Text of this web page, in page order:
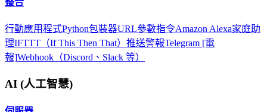
行動應用程式Python包裝器URL參數指令Amazon Alexa家庭助
理IFTTT（If This Then That） 推送警報Telegram [電
報]Webhook（Discord、Slack 等）
AI (人工智慧)